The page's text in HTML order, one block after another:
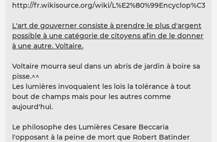
http://fr.wikisource.org/wiki/
L'art de gouverner consiste à prendre le plus d'argent
possible à une catégorie de citoyens afin de le donner
à une autre. Voltaire.
Voltaire mourra seul dans un abris de jardin à boire sa
pisse.^^
Les lumières invoquaient les lois la tolérance à tout
bout de champs mais pour les autres comme
aujourd'hui.
Le philosophe des Lumières Cesare Beccaria
l'opposant à la peine de mort que Robert Batinder